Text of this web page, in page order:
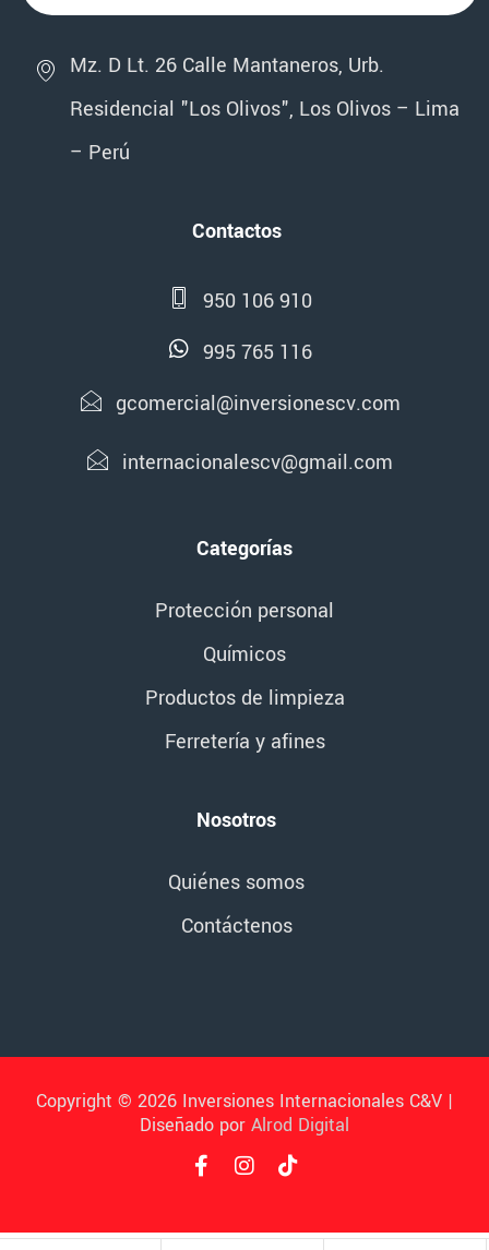
Mz. D Lt. 26 Calle Mantaneros, Urb.
Residencial "Los Olivos", Los Olivos – Lima
– Perú
Contactos
950 106 910
995 765 116
gcomercial@inversionescv.com
internacionalescv@gmail.com
Categorías
Protección personal
Químicos
Productos de limpieza
Ferretería y afines
Nosotros
Quiénes somos
Contáctenos
Copyright © 2026 Inversiones Internacionales C&V |
Diseñado por Alrod Digital